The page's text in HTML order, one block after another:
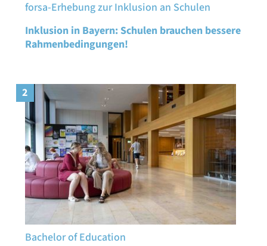
forsa-Erhebung zur Inklusion an Schulen
Inklusion in Bayern: Schulen brauchen bessere
Rahmenbedingungen!
2
Bachelor of Education